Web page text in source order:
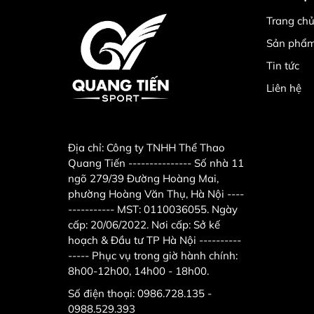
Chơi bóng rổ hàng ngày giúp bạn cải thiện tâm lý
Tập luyện với bạn rổ hàng ngày sẽ làm bạn trở
khác của bạn. Khi có một cơ thể khoẻ mạnh,
Bóng rổ giúp bạn luôn tạo ra đam mê và cải
Ngoài ra khi chơi bóng rổ bạn sẽ cao hơn, khỏe
hơn.
Trên đây là một số những lợi ích tuyệt vời mà
này sẽ giúp có sự đam mê hơn với bộ môn này.
CHI NHÁNH TẠI HÀ NỘI.
- Điện thoại :0986.728.135 ; 0988.52.93.93
Địa chỉ: Công ty TNHH Thể Thao
Quang Tiến --------------- Số nhà 11
ngõ 279/39 Đường Hoàng Mai,
phường Hoàng Văn Thụ, Hà Nội ----
----------- MST: 0110036055. Ngày
cấp: 20/06/2022. Nơi cấp: Sở kế
hoạch & Đầu tư TP Hà Nội ----------
----- Phục vụ trong giờ hành chính:
8h00-12h00, 14h00 - 18h00.
Số điện thoại: 0986.728.135 -
0988.529.393
Trang chủ
Sản
Tin tức
Liên hệ